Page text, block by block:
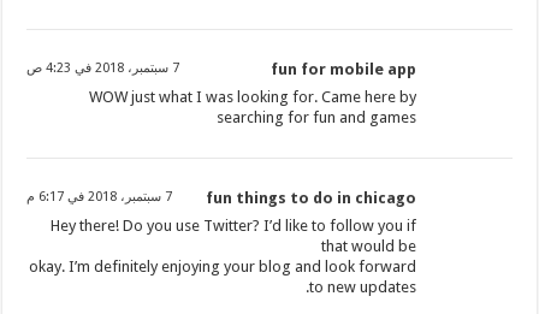
fun for mobile app 7 سبتمبر، 2018 في 4:23 ص
WOW just what I was looking for. Came here by
searching for fun and games
fun things to do in chicago 7 سبتمبر، 2018 في 6:17 م
Hey there! Do you use Twitter? I’d like to follow you if
that would be
okay. I’m definitely enjoying your blog and look forward
to new updates.